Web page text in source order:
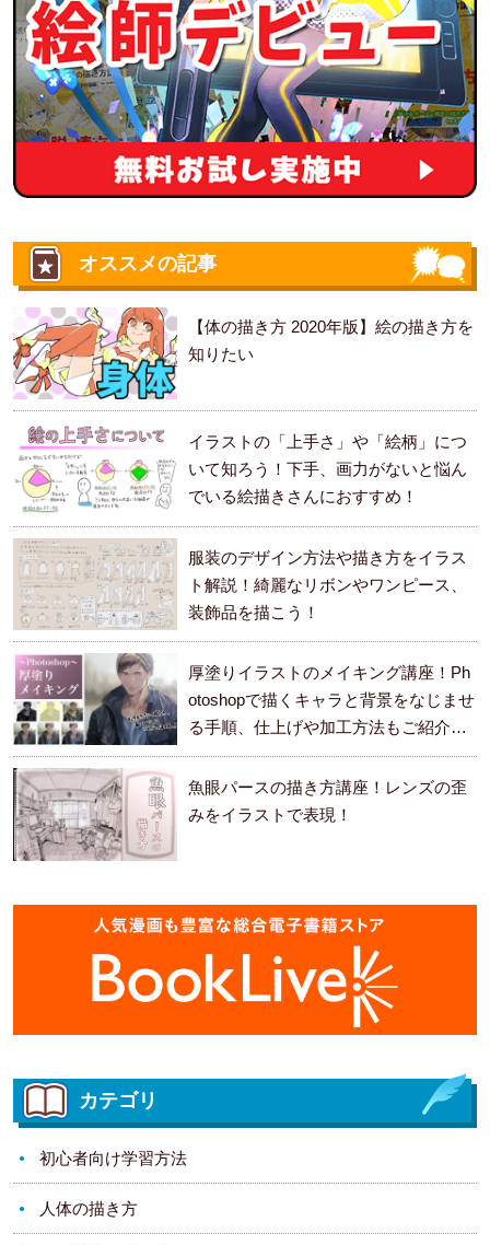
オススメの記事
【体の描き方 2020年版】絵の描き方を
知りたい
イラストの「上手さ」や「絵柄」につ
いて知ろう！下手、画力がないと悩ん
でいる絵描きさんにおすすめ！
服装のデザイン方法や描き方をイラス
ト解説！綺麗なリボンやワンピース、
装飾品を描こう！
厚塗りイラストのメイキング講座！Ph
otoshopで描くキャラと背景をなじませ
る手順、仕上げや加工方法もご紹介し
ます。
魚眼パースの描き方講座！レンズの歪
みをイラストで表現！
カテゴリ
初心者向け学習方法
人体の描き方